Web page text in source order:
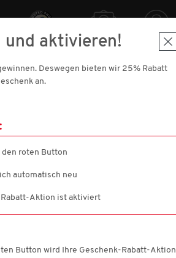
SICHER EINKAUFEN NEWSLETTER ANMELDUNG
MARKEN VORTEILS-PACKS
aktivieren!
Deswegen bieten wir 25% Rabatt
an.
den roten Button
automatisch neu
Aktion ist aktiviert
Button wird Ihre Geschenk-Rabatt-Aktion